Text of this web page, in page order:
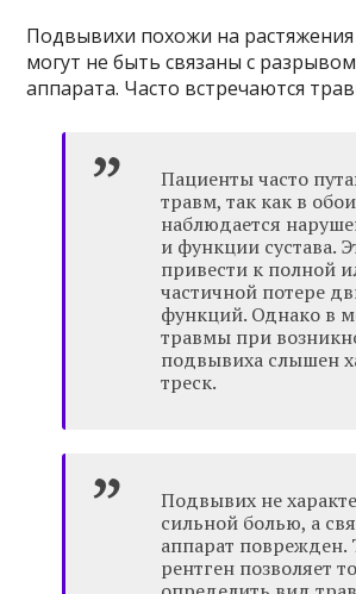
Подвывихи похожи на растяжения
могут не быть связаны с
аппарата. Часто встречаются
Пациенты часто
травм, так как в
наблюдается
и функции сустава.
привести к полной
частичной потере
функций. Однако в
травмы при
подвывиха слышен
треск.
Подвывих не
сильной болью, а
аппарат поврежден.
рентген позволяет